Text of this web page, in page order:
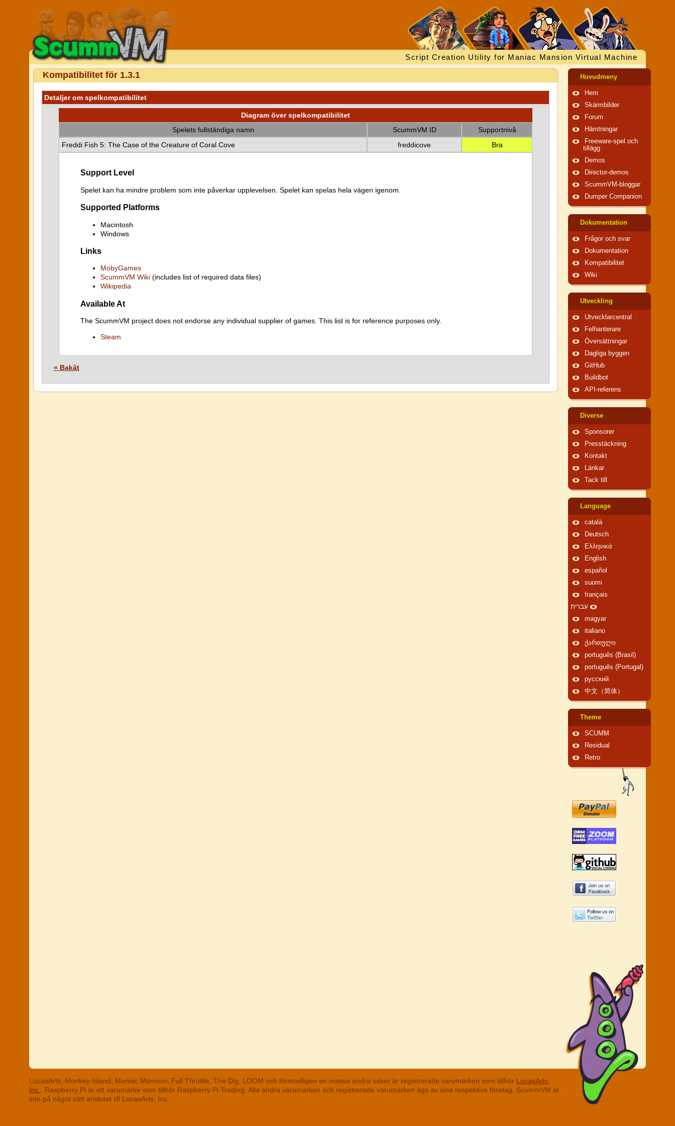
Script Creation Utility for Maniac Mansion Virtual Machine
Kompatibilitet för 1.3.1
Detaljer om spelkompatibilitet
Diagram över spelkompatibilitet
Spelets fullständiga namn
ScummVM ID
Supportnivå
Freddi Fish 5: The Case of the Creature of Coral Cove
freddicove Bra
Support Level
Spelet kan ha mindre problem som inte påverkar upplevelsen. Spelet kan spelas hela vägen igenom.
Supported Platforms
Macintosh
Windows
Links
MobyGames
ScummVM Wiki (includes list of required data files)
Wikipedia
Available At
The ScummVM project does not endorse any individual supplier of games. This list is for reference purposes only.
Steam
« Bakåt
Huvudmeny
Hem
Skärmbilder
Forum
Hämtningar
Freeware-spel och
tillägg
Demos
Director-demos
ScummVM-bloggar
Dumper Companion
Dokumentation
Frågor och svar
Dokumentation
Kompatibilitet
Wiki
Utveckling
Utvecklarcentral
Felhanterare
Översättningar
Dagliga byggen
GitHub
Buildbot
API-referens
Diverse
Sponsorer
Presstäckning
Kontakt
Länkar
Tack till
Language
català
Deutsch
Ελληνικά
English
español
suomi
français
עברית
magyar
italiano
ქართული
português (Brasil)
português (Portugal)
русский
中文（简体）
Theme
SCUMM
Residual
Retro
LucasArts, Monkey Island, Maniac Mansion, Full Throttle, The Dig, LOOM och förmodligen en massa andra saker är registrerade varumärken som tillhör LucasArts,
Inc.
. Raspberry Pi är ett varumärke som tillhör Raspberry Pi Trading. Alla andra varumärken och registrerade varumärken ägs av sina respektive företag. ScummVM är
inte på något sätt anslutet till LucasArts, Inc.